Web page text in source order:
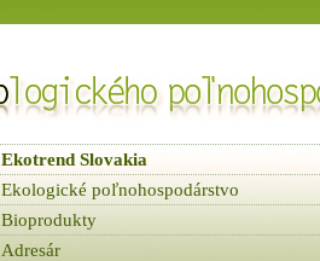
Ekotrend Slovakia
Ekologické poľnohospodárstvo
Bioprodukty
Adresár